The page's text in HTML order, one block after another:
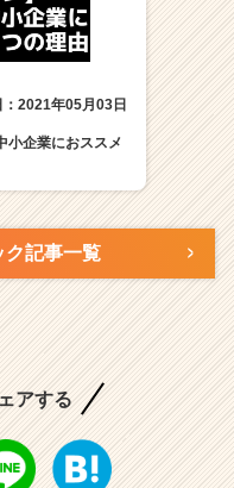
：2021年05月03日
小企業におススメ
ク記事一覧
アする